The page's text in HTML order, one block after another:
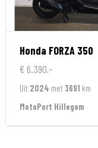
Honda FORZA 350
€ 6.390,-
Uit 2024 met 3691 km
MotoPort Hillegom